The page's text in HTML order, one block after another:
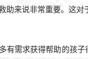
助来说非常重要。这
有需求获得帮助的孩子